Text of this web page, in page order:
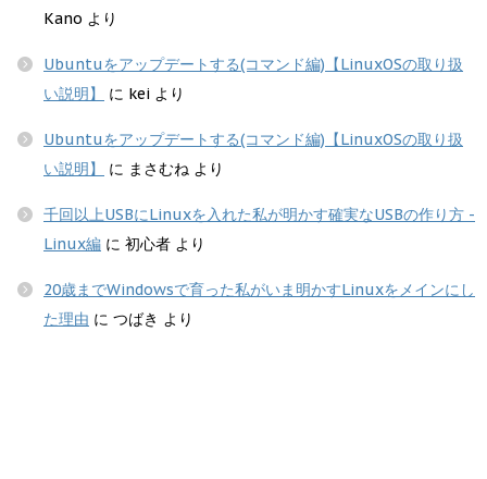
Kano より
Ubuntuをアップデートする(コマンド編)【LinuxOSの取り扱
い説明】
に kei より
Ubuntuをアップデートする(コマンド編)【LinuxOSの取り扱
い説明】
に まさむね より
千回以上USBにLinuxを入れた私が明かす確実なUSBの作り方 -
Linux編 に 初心者 より
20歳までWindowsで育った私がいま明かすLinuxをメインにし
た理由 に つばき より